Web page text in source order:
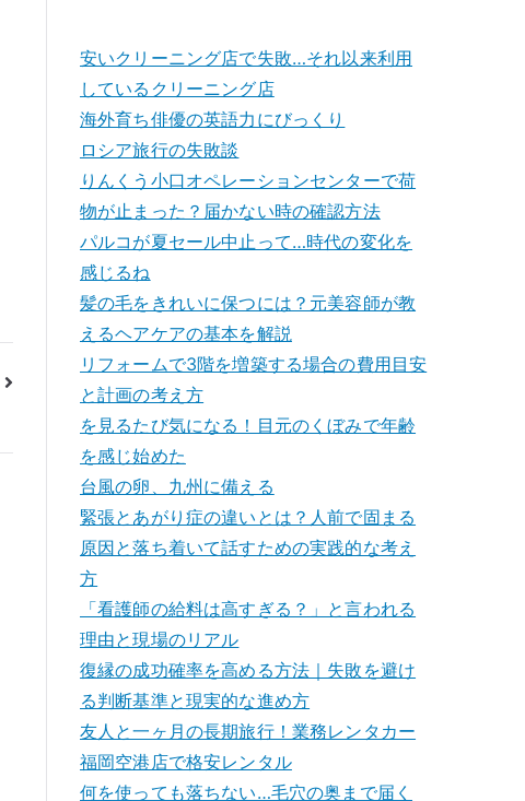
安いクリーニング店で失敗…それ以来利用
しているクリーニング店
海外育ち俳優の英語力にびっくり
ロシア旅行の失敗談
りんくう小口オペレーションセンターで荷
物が止まった？届かない時の確認方法
パルコが夏セール中止って…時代の変化を
感じるね
髪の毛をきれいに保つには？元美容師が教
えるヘアケアの基本を解説
リフォームで3階を増築する場合の費用目安
と計画の考え方
を見るたび気になる！目元のくぼみで年齢
を感じ始めた
台風の卵、九州に備える
緊張とあがり症の違いとは？人前で固まる
原因と落ち着いて話すための実践的な考え
方
「看護師の給料は高すぎる？」と言われる
理由と現場のリアル
復縁の成功確率を高める方法｜失敗を避け
る判断基準と現実的な進め方
友人と一ヶ月の長期旅行！業務レンタカー
福岡空港店で格安レンタル
何を使っても落ちない…毛穴の奥まで届く